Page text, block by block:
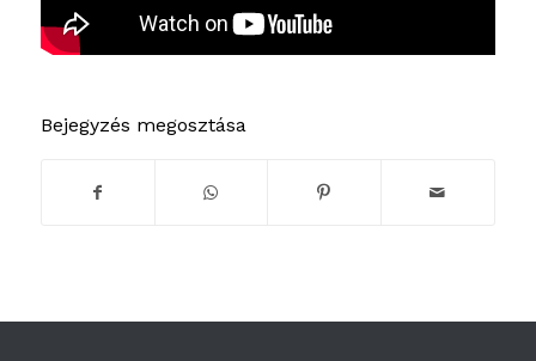
Bejegyzés megosztása